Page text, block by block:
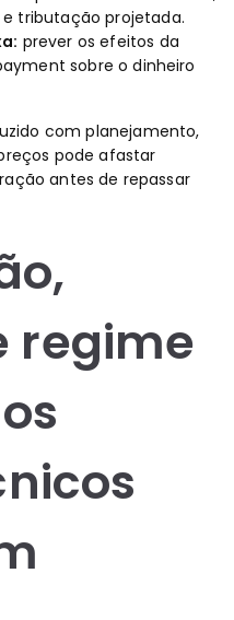
tributação projetada.
prever os efeitos da
sobre o dinheiro
com planejamento,
pode afastar
antes de repassar
regime